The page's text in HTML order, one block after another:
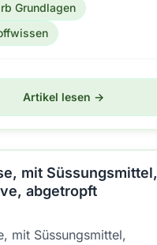
Grundlagen
Artikel lesen →
mit Süssungsmittel,
abgetropft
mit Süssungsmittel,